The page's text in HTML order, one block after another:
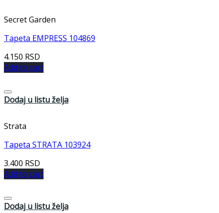
Secret Garden
Tapeta EMPRESS 104869
4.150 RSD
Add to cart
Dodaj u listu želja
Strata
Tapeta STRATA 103924
3.400 RSD
Add to cart
Dodaj u listu želja